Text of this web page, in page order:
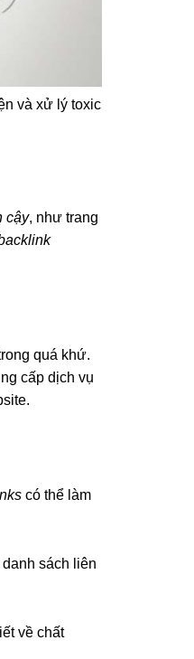
và xử lý toxic
cậy, như trang
quá khứ.
cấp dịch vụ
có thể làm
sách liên
về chất